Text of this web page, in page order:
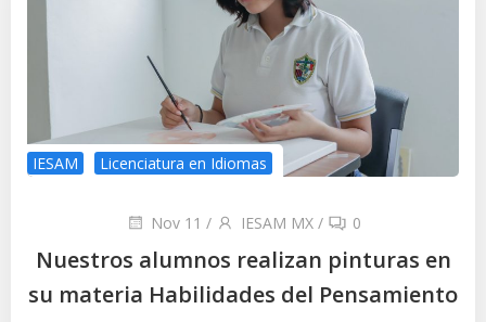
IESAM Licenciatura en Idiomas
Nov 11 / IESAM MX / 0
Nuestros alumnos realizan pinturas en
su materia Habilidades del Pensamiento